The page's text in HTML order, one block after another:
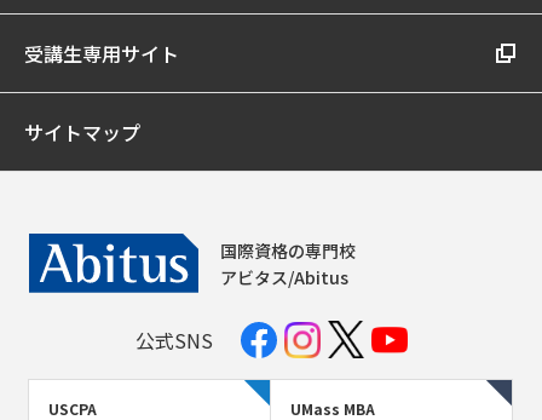
受講生専用サイト
サイトマップ
国際資格の専門校
アビタス/Abitus
公式SNS
USCPA UMass MBA